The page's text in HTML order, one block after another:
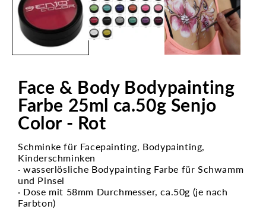
Face & Body Bodypainting
Farbe 25ml ca.50g Senjo
Color - Rot
Schminke für Facepainting, Bodypainting,
Kinderschminken
· wasserlösliche Bodypainting Farbe für Schwamm
und Pinsel
· Dose mit 58mm Durchmesser, ca.50g (je nach
Farbton)